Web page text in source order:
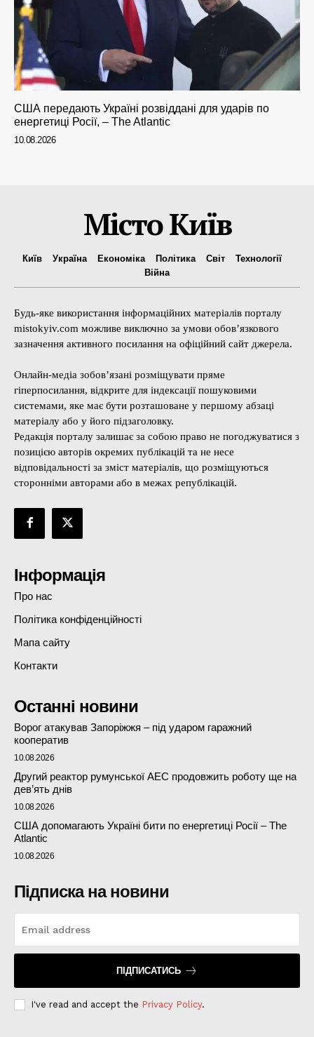
США передають Україні розвіддані для ударів по
енергетиці Росії, – The Atlantic
10.08.2026
Місто Київ
Київ Україна Економіка Політика Світ
Технології
Війна
Будь-яке використання інформаційних матеріалів порталу
mistokyiv.com можливе виключно за умови обов’язкового
зазначення активного посилання на офіційний сайт джерела.
Онлайн-медіа зобов’язані розміщувати пряме
гіперпосилання, відкрите для індексації пошуковими
системами, яке має бути розташоване у першому абзаці
матеріалу або у його підзаголовку.
Редакція порталу залишає за собою право не погоджуватися з
позицією авторів окремих публікацій та не несе
відповідальності за зміст матеріалів, що розміщуються
сторонніми авторами або в межах републікацій.
Інформація
Про нас
Політика конфіденційності
Мапа сайту
Контакти
Останні новини
Ворог атакував Запоріжжя – під ударом гаражний
кооператив
10.08.2026
Другий реактор румунської АЕС продовжить роботу ще на
дев’ять днів
10.08.2026
США допомагають Україні бити по енергетиці Росії – The
Atlantic
10.08.2026
Підписка на новини
ПІДПИСАТИСЬ
I've read and accept the Privacy Policy.